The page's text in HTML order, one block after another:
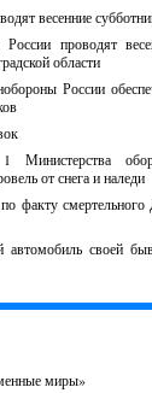
весенние
проводят
области
России
Министерства
от снега и наледи
факту
автомобиль своей
миры»